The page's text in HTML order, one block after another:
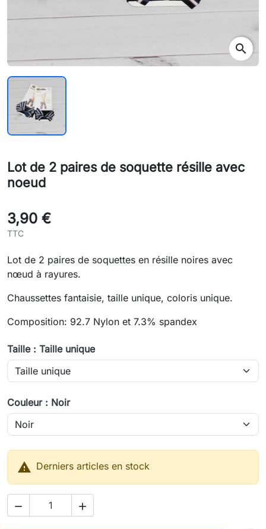
search
Lot de 2 paires de soquette résille avec
noeud
3,90 €
TTC
Lot de 2 paires de soquettes en résille noires avec
nœud à rayures.
Chaussettes fantaisie, taille unique, coloris unique.
Composition: 92.7 Nylon et 7.3% spandex
Taille : Taille unique
Couleur : Noir
 Derniers articles en stock
 